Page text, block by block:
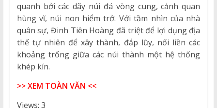
quanh bởi các dãy núi đá vòng cung, cảnh quan
hùng vĩ, núi non hiểm trở. Với tầm nhìn của nhà
quân sự, Đinh Tiên Hoàng đã triệt để lợi dụng địa
thế tự nhiên để xây thành, đắp lũy, nối liền các
khoảng trống giữa các núi thành một hệ thống
khép kín.
>> XEM TOÀN VĂN <<
Views: 3